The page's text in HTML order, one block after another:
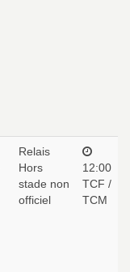
Relais
Hors
stade non
officiel
12:00
TCF /
TCM